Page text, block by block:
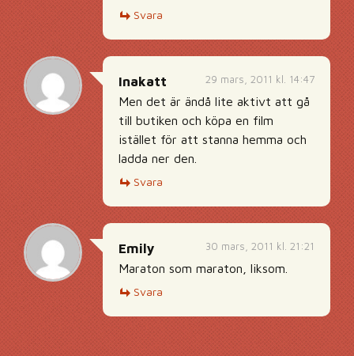
Svara
29 mars, 2011 kl. 14:47
Inakatt
Men det är ändå lite aktivt att gå
till butiken och köpa en film
istället för att stanna hemma och
ladda ner den.
Svara
30 mars, 2011 kl. 21:21
Emily
Maraton som maraton, liksom.
Svara